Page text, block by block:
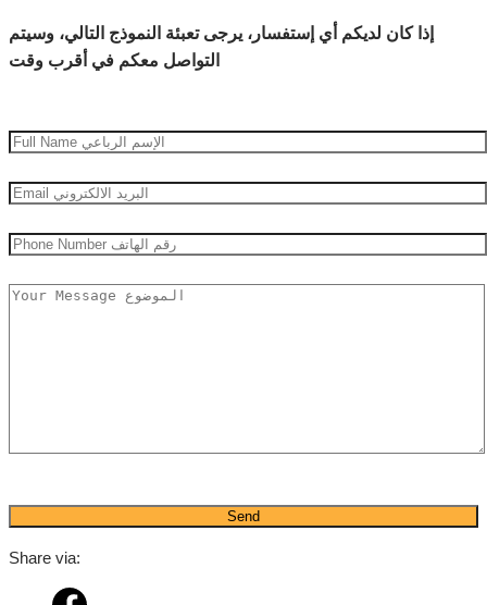
إذا كان لديكم أي إستفسار، يرجى تعبئة النموذج التالي، وسيتم
التواصل معكم في أقرب وقت
Share via: